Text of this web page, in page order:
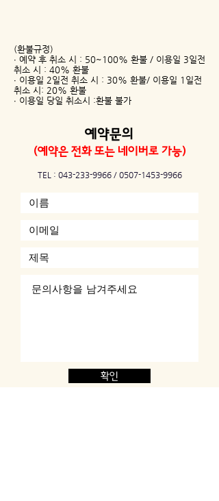
(환불규정)
∙ 예약 후 취소 시 : 50~100% 환불 / 이용일 3일전
취소 시 : 40% 환불
∙ 이용일 2일전 취소 시 : 30% 환불/ 이용일 1일전
취소 시: 20% 환불
∙ 이용일 당일 취소시 :환불 불가
예약문의
​(예약은 전화 또는 네이버로 가능)
TEL : 043-233-9966/ 0507-1453-9966
확인